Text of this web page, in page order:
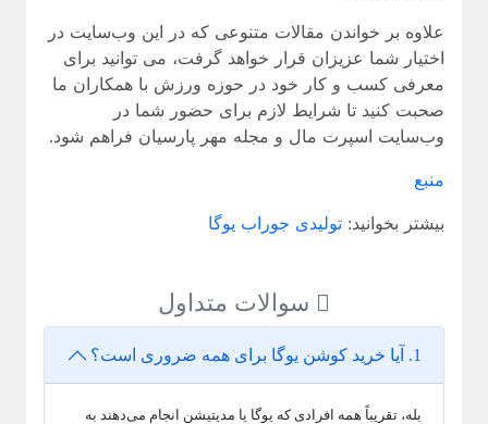
علاوه بر خواندن مقالات متنوعی که در این وب‌سایت در
اختیار شما عزیزان قرار خواهد گرفت، می توانید برای
معرفی کسب و کار خود در حوزه ورزش با همکاران ما
صحبت کنید تا شرایط لازم برای حضور شما در
وب‌سایت اسپرت مال و مجله مهر پارسیان فراهم شود.
منبع
بیشتر بخوانید: تولیدی جوراب یوگا
سوالات متداول
1. آیا خرید کوشن یوگا برای همه ضروری است؟
بله، تقریباً همه افرادی که یوگا یا مدیتیشن انجام می‌دهند به